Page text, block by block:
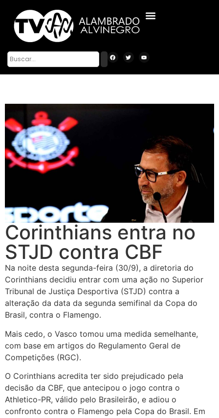
Corinthians entra no
STJD contra CBF
Na noite desta segunda-feira (30/9), a diretoria do
Corinthians decidiu entrar com uma ação no Superior
Tribunal de Justiça Desportiva (STJD) contra a
alteração da data da segunda semifinal da Copa do
Brasil, contra o Flamengo.
Mais cedo, o Vasco tomou uma medida semelhante,
com base em artigos do Regulamento Geral de
Competições (RGC).
O Corinthians acredita ter sido prejudicado pela
decisão da CBF, que antecipou o jogo contra o
Athletico-PR, válido pelo Brasileirão, e adiou o
confronto contra o Flamengo pela Copa do Brasil. Em